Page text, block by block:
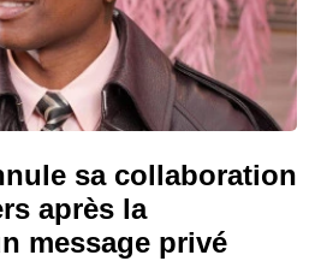
sa collaboration
après la
message privé